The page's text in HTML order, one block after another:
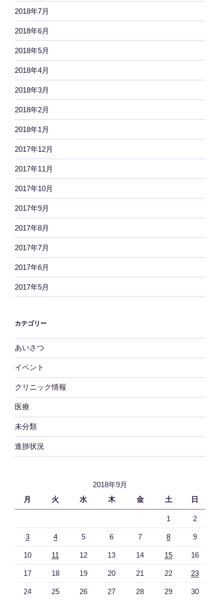
2018年7月
2018年6月
2018年5月
2018年4月
2018年3月
2018年2月
2018年1月
2017年12月
2017年11月
2017年10月
2017年9月
2017年8月
2017年7月
2017年6月
2017年5月
カテゴリー
あいさつ
イベント
クリニック情報
医療
未分類
進捗状況
2018年9月
月
火 水 木 金 土 日
1 2
3 4 5 6 7 8 9
10 11 12 13 14 15 16
17 18 19 20 21 22 23
24 25 26 27 28 29 30